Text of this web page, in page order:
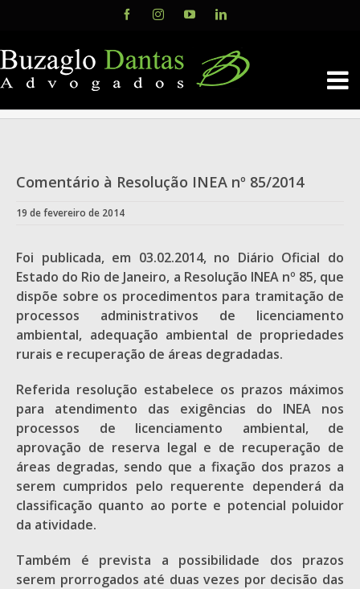
content
FacebookInstagramYouTubeLinkedIn
Comentário à Resolução INEA nº 85/2014
19 de fevereiro de 2014
Foi publicada, em 03.02.2014, no Diário Oficial do
Estado do Rio de Janeiro, a Resolução INEA nº 85, que
dispõe sobre os procedimentos para tramitação de
processos administrativos de licenciamento
ambiental, adequação ambiental de propriedades
rurais e recuperação de áreas degradadas.
Referida resolução estabelece os prazos máximos
para atendimento das exigências do INEA nos
processos de licenciamento ambiental, de
aprovação de reserva legal e de recuperação de
áreas degradas, sendo que a fixação dos prazos a
serem cumpridos pelo requerente dependerá da
classificação quanto ao porte e potencial poluidor
da atividade.
Também é prevista a possibilidade dos prazos
serem prorrogados até duas vezes por decisão das